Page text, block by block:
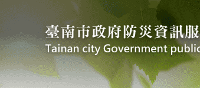
跳到主要內容區塊